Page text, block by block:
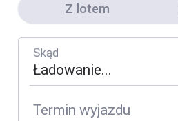
Z lotem
Skąd
Termin wyjazdu